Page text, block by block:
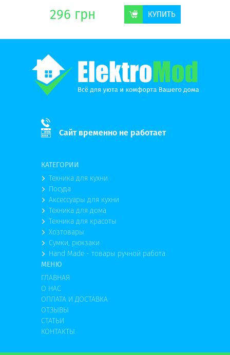
296 грн КУПИТЬ
Сайт временно не работает
КАТЕГОРИИ
Техника для кухни
Посуда
Аксессуары для кухни
Техника для дома
Техника для красоты
Хозтовары
Сумки, рюкзаки
Hand Made - товары ручной работа
МЕНЮ
ГЛАВНАЯ
О НАС
ОПЛАТА И ДОСТАВКА
ОТЗЫВЫ
СТАТЬИ
КОНТАКТЫ